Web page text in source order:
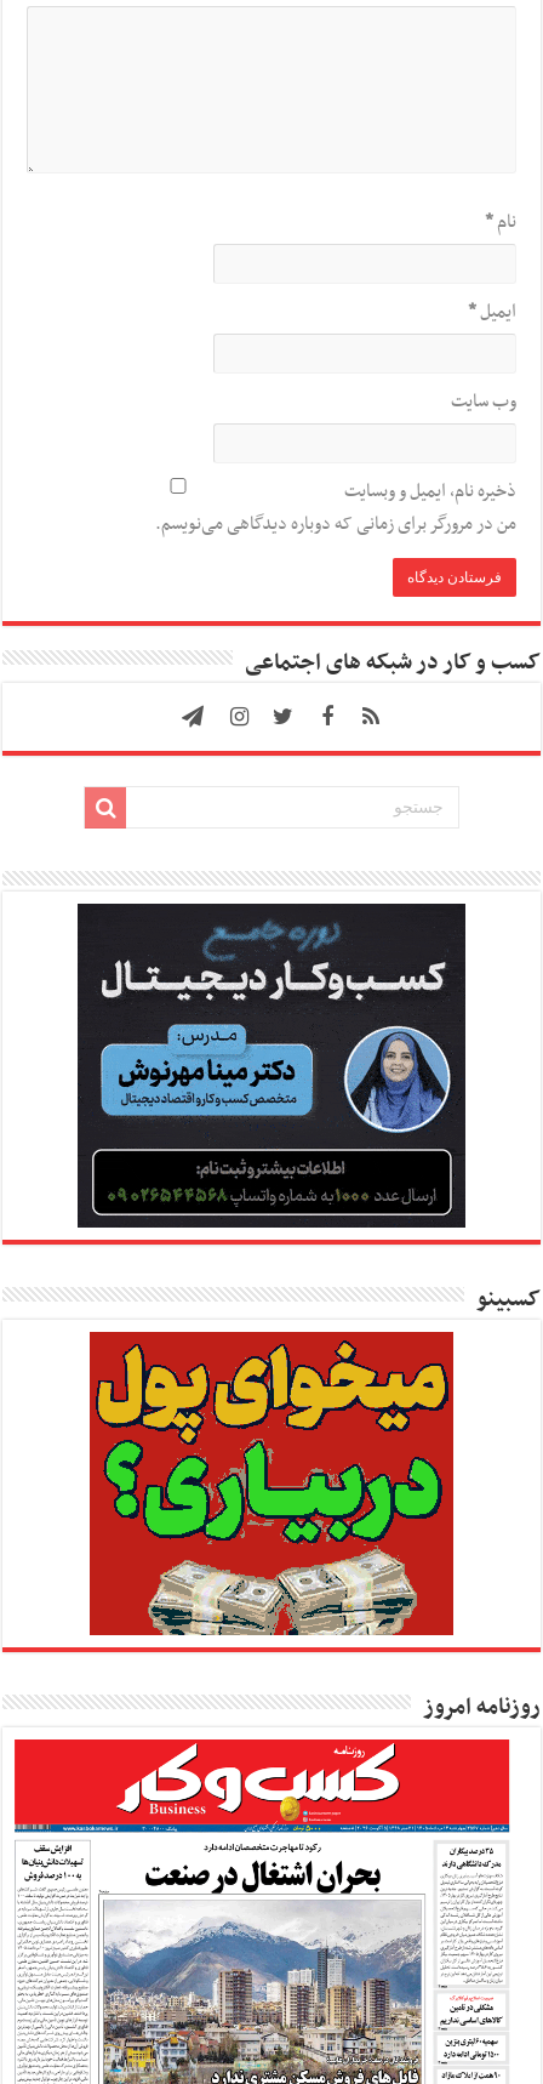
نام*
ایمیل*
وب‌ سایت
ذخیره نام، ایمیل و وبسایت
من در مرورگر برای زمانی که دوباره دیدگاهی می‌نویسم.
کسب و کار در شبکه های اجتماعی
کسبینو
روزنامه امروز